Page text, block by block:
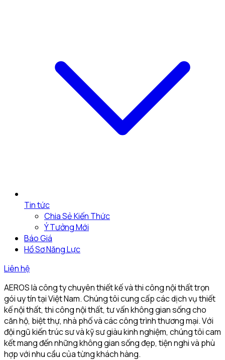
Tin tức
Chia Sẻ Kiến Thức
Ý Tưởng Mới
Báo Giá
Hồ Sơ Năng Lực
Liên hệ
AEROS là công ty chuyên thiết kế và thi công nội thất trọn
gói uy tín tại Việt Nam. Chúng tôi cung cấp các dịch vụ thiết
kế nội thất, thi công nội thất, tư vấn không gian sống cho
căn hộ, biệt thự, nhà phố và các công trình thương mại. Với
đội ngũ kiến trúc sư và kỹ sư giàu kinh nghiệm, chúng tôi cam
kết mang đến những không gian sống đẹp, tiện nghi và phù
hợp với nhu cầu của từng khách hàng.